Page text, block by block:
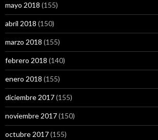
mayo 2018 (155)
abril 2018 (150)
marzo 2018 (155)
febrero 2018 (140)
enero 2018 (155)
diciembre 2017(155)
noviembre 2017(150)
octubre 2017(155)